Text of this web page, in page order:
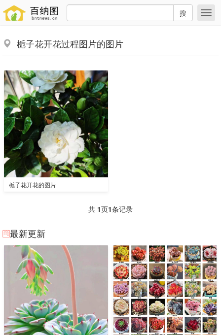
搜
栀子花开花过程图片的图片
栀子花开花的图片
共 1页1条记录
最新更新